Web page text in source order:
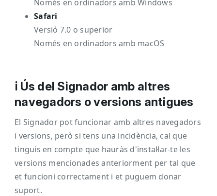
Només en ordinadors amb Windows
Safari
Versió 7.0 o superior
Només en ordinadors amb macOS
ℹ️ Ús del Signador amb altres
navegadors o versions antigues
El Signador pot funcionar amb altres navegadors
i versions, però si tens una incidència, cal que
tinguis en compte que hauràs d'instal·lar-te les
versions mencionades anteriorment per tal que
et funcioni correctament i et puguem donar
suport.